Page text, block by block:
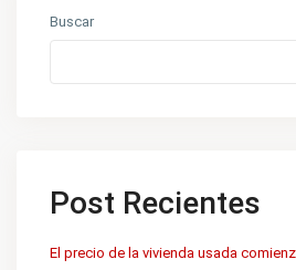
Buscar
Post Recientes
El precio de la vivienda usada